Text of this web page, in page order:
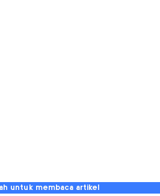
untuk membaca artikel